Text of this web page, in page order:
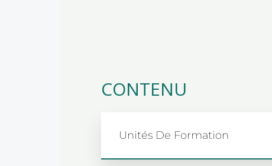
CONTENU
Unités De Formation